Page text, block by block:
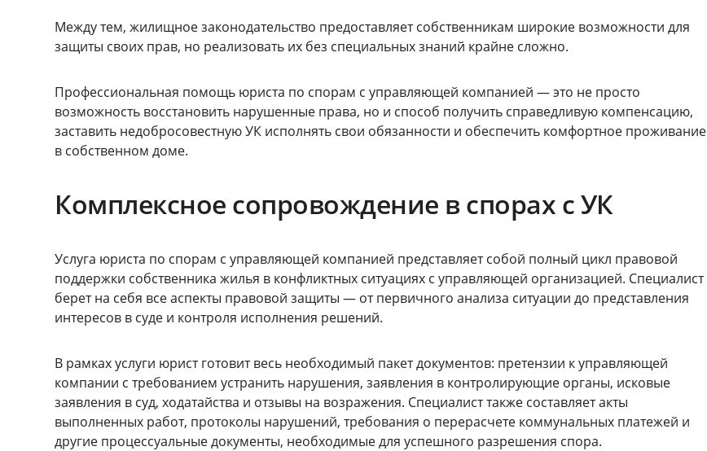
Между тем, жилищное законодательство предоставляет собственникам широкие возможности для
защиты своих прав, но реализовать их без специальных знаний крайне сложно.
Профессиональная помощь юриста по спорам с управляющей компанией — это не просто
возможность восстановить нарушенные права, но и способ получить справедливую компенсацию,
заставить недобросовестную УК исполнять свои обязанности и обеспечить комфортное проживание
в собственном доме.
Комплексное сопровождение в спорах с УК
Услуга юриста по спорам с управляющей компанией представляет собой полный цикл правовой
поддержки собственника жилья в конфликтных ситуациях с управляющей организацией. Специалист
берет на себя все аспекты правовой защиты — от первичного анализа ситуации до представления
интересов в суде и контроля исполнения решений.
В рамках услуги юрист готовит весь необходимый пакет документов: претензии к управляющей
компании с требованием устранить нарушения, заявления в контролирующие органы, исковые
заявления в суд, ходатайства и отзывы на возражения. Специалист также составляет акты
выполненных работ, протоколы нарушений, требования о перерасчете коммунальных платежей и
другие процессуальные документы, необходимые для успешного разрешения спора.